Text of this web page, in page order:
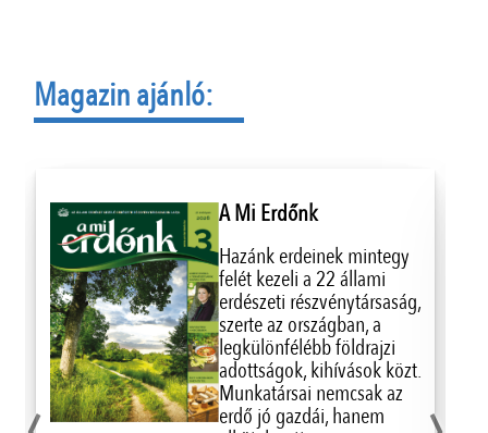
Magazin ajánló:
A Mi Erdőnk
Hazánk erdeinek mintegy
felét kezeli a 22 állami
erdészeti részvénytársaság,
szerte az országban, a
legkülönfélébb földrajzi
adottságok, kihívások közt.
Munkatársai nemcsak az
erdő jó gazdái, hanem